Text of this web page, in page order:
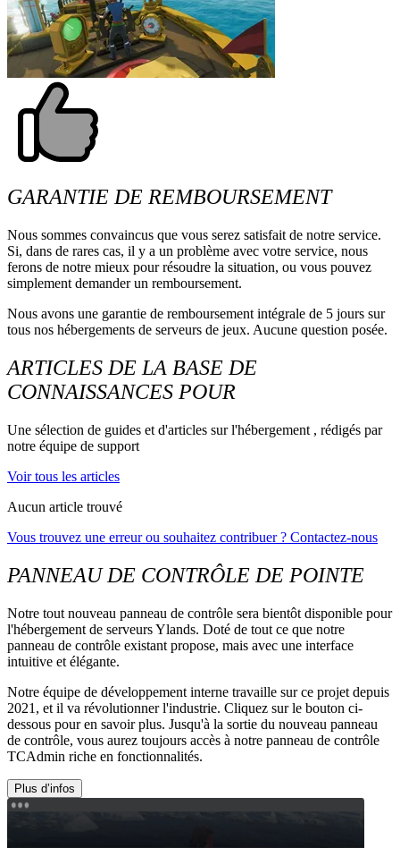
GARANTIE DE REMBOURSEMENT
Nous sommes convaincus que vous serez satisfait de notre service.
Si, dans de rares cas, il y a un problème avec votre service, nous
ferons de notre mieux pour résoudre la situation, ou vous pouvez
simplement demander un remboursement.
Nous avons une garantie de remboursement intégrale de 5 jours sur
tous nos hébergements de serveurs de jeux. Aucune question posée.
ARTICLES DE LA BASE DE
CONNAISSANCES POUR
Une sélection de guides et d'articles sur l'hébergement , rédigés par
notre équipe de support
Voir tous les articles
Aucun article trouvé
Vous trouvez une erreur ou souhaitez contribuer ? Contactez-nous
PANNEAU DE CONTRÔLE DE POINTE
Notre tout nouveau panneau de contrôle sera bientôt disponible pour
l'hébergement de serveurs Ylands. Doté de tout ce que notre
panneau de contrôle existant propose, mais avec une interface
intuitive et élégante.
Notre équipe de développement interne travaille sur ce projet depuis
2021, et il va révolutionner l'industrie. Cliquez sur le bouton ci-
dessous pour en savoir plus. Jusqu'à la sortie du nouveau panneau
de contrôle, vous aurez toujours accès à notre panneau de contrôle
TCAdmin riche en fonctionnalités.
Plus d’infos